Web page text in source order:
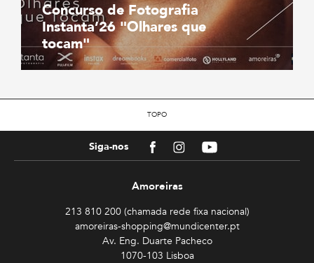
Concurso de Fotografia
Instanta’26 "Olhares que
tocam"
TOPO
Siga-nos FacebookInstagramYoutube
Amoreiras
213 810 200 (chamada rede fixa nacional)
amoreiras-shopping@mundicenter.pt
Av. Eng. Duarte Pacheco
1070-103 Lisboa